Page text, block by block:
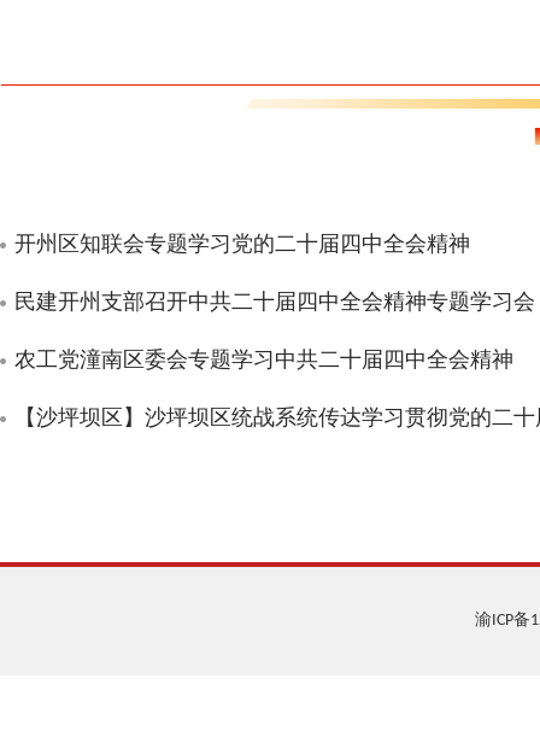
开州区知联会专题学习党的二十届四中全会精神
民建开州支部召开中共二十届四中全会精神专题学习会
农工党潼南区委会专题学习中共二十届四中全会精神
渝ICP备